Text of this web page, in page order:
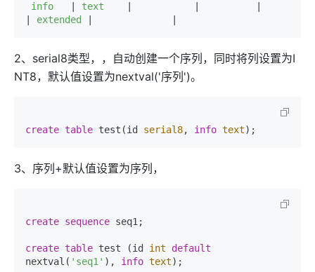
info
text
extended
2、serial8类型，，自动创建一个序列，同时将列设置为I
NT8，默认值设置为nextval('序列')。
create table test(id serial8, info text
3、序列+默认值设置为序列，
create sequence seq1;
create table test (id int
default
nextval( 'seq1' ), info text